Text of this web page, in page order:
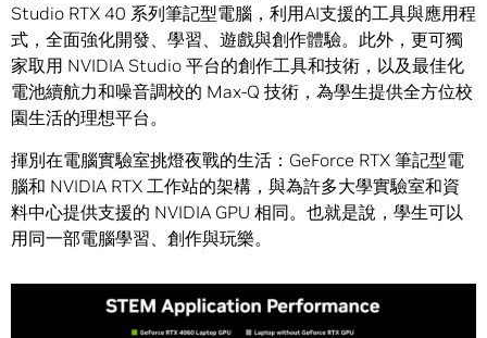
Studio RTX 40 系列筆記型電腦，利用AI支援的工具與應用程
式，全面強化開發、學習、遊戲與創作體驗。此外，更可獨
家取用 NVIDIA Studio 平台的創作工具和技術，以及最佳化
電池續航力和噪音調校的 Max-Q 技術，為學生提供全方位校
園生活的理想平台。
揮別在電腦實驗室挑燈夜戰的生活：GeForce RTX 筆記型電
腦和 NVIDIA RTX 工作站的架構，與為許多大學實驗室和資
料中心提供支援的 NVIDIA GPU 相同。也就是說，學生可以
用同一部電腦學習、創作與玩樂。